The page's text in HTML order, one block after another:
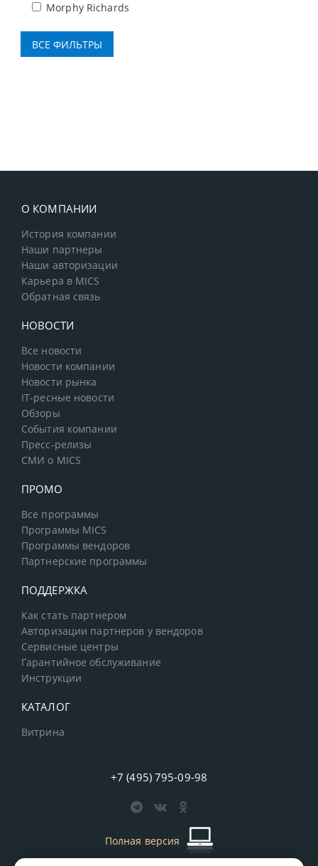
Morphy Richards
О КОМПАНИИ
История компании
Наши партнеры
Наши авторизации
Карьера в MICS
Обратная связь
НОВОСТИ
Все новости
Новости компании
Новости рынка
IT-ресные новости
Обзоры
События компании
Пресс-релизы
СМИ о MICS
ПРОМО
Все программы
Программы MICS
Программы вендоров
Партнерские программы
ПОДДЕРЖКА
Как стать партнером
Авторизации партнеров у вендоров
Сервисные центры
Гарантийное обслуживание
Инструкции
КАТАЛОГ
Витрина
+7 (495) 795-09-98
Полная версия